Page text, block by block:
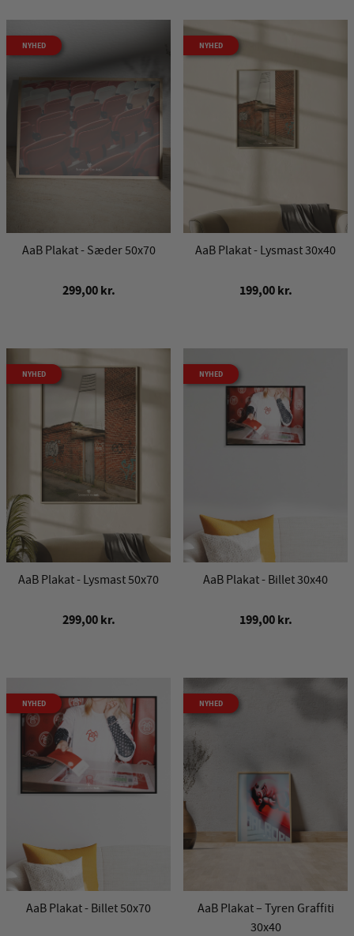
NYHED
AaB Plakat - Sæder 50x70
299,00 kr.
NYHED
AaB Plakat - Lysmast 30x40
199,00 kr.
NYHED
AaB Plakat - Lysmast 50x70
299,00 kr.
NYHED
AaB Plakat - Billet 30x40
199,00 kr.
NYHED
AaB Plakat - Billet 50x70
NYHED
AaB Plakat – Tyren Graffiti
30x40